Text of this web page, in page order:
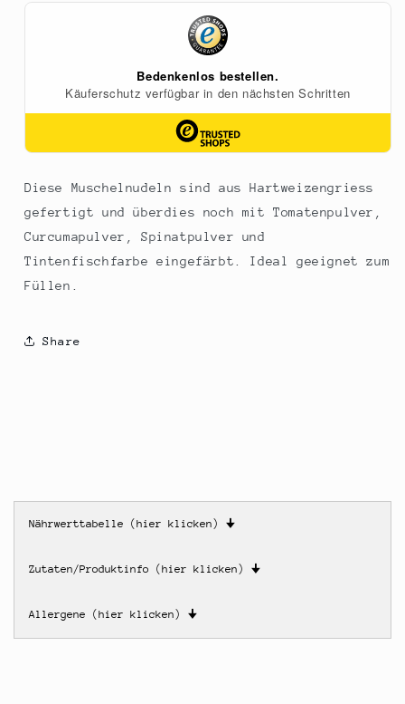
500
Conchiglioni
Arleccino,
farbig,
500
Diese Muschelnudeln sind aus Hartweizengriess
gefertigt und überdies noch mit Tomatenpulver,
Curcumapulver, Spinatpulver und
Tintenfischfarbe eingefärbt. Ideal geeignet zum
Füllen.
Share
Nährwerttabelle (hier klicken) 🠋
Zutaten/Produktinfo (hier klicken) 🠋
Allergene (hier klicken) 🠋